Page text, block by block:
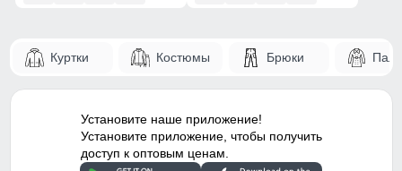
Куртки Костюмы Брюки
Установите наше приложение!
Установите приложение, чтобы получить
доступ к оптовым ценам.